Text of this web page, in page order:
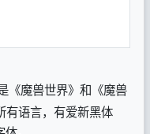
《魔兽世界》和《魔兽
有语言，有爱新黑体